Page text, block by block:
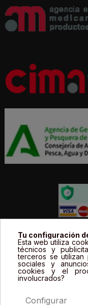
Todos los precios
incluyen el IVA. |
productos son
sólo se
Tu configuración
Esta web utiliza
técnicos y
terceros se
sociales y
cookies y el
involucrados?
Configurar